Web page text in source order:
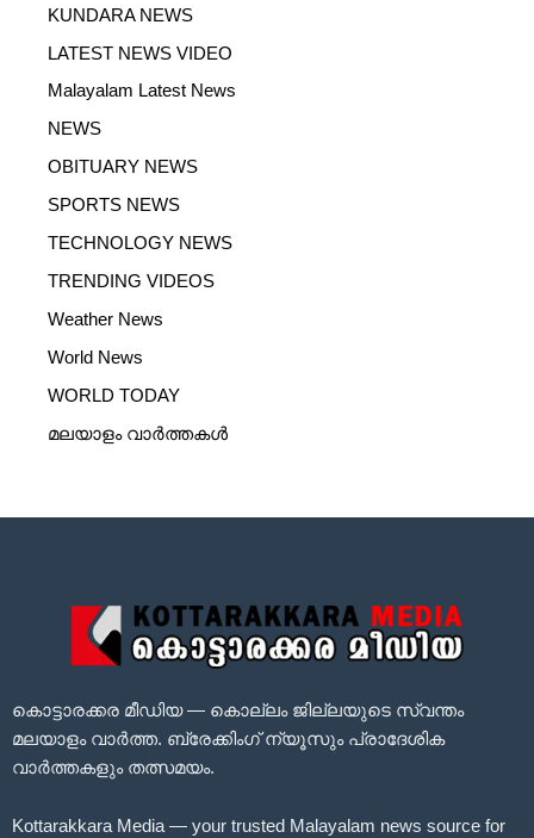
KUNDARA NEWS
LATEST NEWS VIDEO
Malayalam Latest News
NEWS
OBITUARY NEWS
SPORTS NEWS
TECHNOLOGY NEWS
TRENDING VIDEOS
Weather News
World News
WORLD TODAY
മലയാളം വാർത്തകൾ
കൊട്ടാരക്കര മീഡിയ — കൊല്ലം ജില്ലയുടെ സ്വന്തം
മലയാളം വാർത്ത. ബ്രേക്കിംഗ് ന്യൂസും പ്രാദേശിക
വാർത്തകളും തത്സമയം.
Kottarakkara Media — your trusted Malayalam news source for